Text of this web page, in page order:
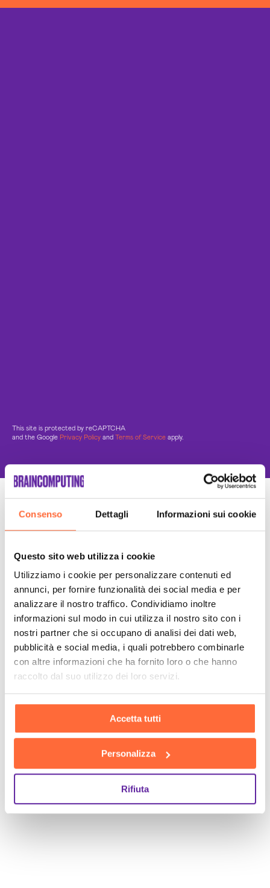
Consenso Dettagli Informazioni sui cookie
Questo sito web utilizza i cookie
Utilizziamo i cookie per personalizzare contenuti ed
annunci, per fornire funzionalità dei social media e per
analizzare il nostro traffico. Condividiamo inoltre
informazioni sul modo in cui utilizza il nostro sito con i
nostri partner che si occupano di analisi dei dati web,
pubblicità e social media, i quali potrebbero combinarle
con altre informazioni che ha fornito loro o che hanno
raccolto dal suo utilizzo dei loro servizi.
Accetta tutti
Personalizza
Rifiuta
This site is protected by reCAPTCHA
and the Google Privacy Policy and Terms of Service apply.
Un Team di specialisti
Sempre a tuo supporto